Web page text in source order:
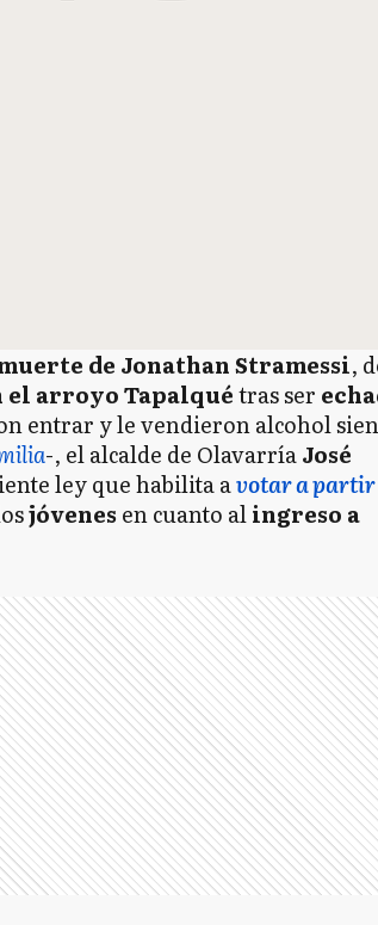
de Jonathan Stramessi,
el arroyo Tapalquétras ser
entrar y le vendieron alcohol
-, el alcalde de OlavarríaJosé
ley que habilita avotar a partir
jóvenes en cuanto alingreso a